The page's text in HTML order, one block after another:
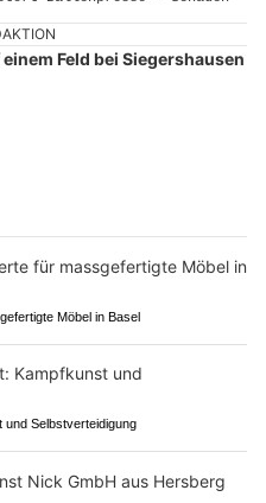
Feld bei Siegershausen
Möbel in Basel
und Selbstverteidigung